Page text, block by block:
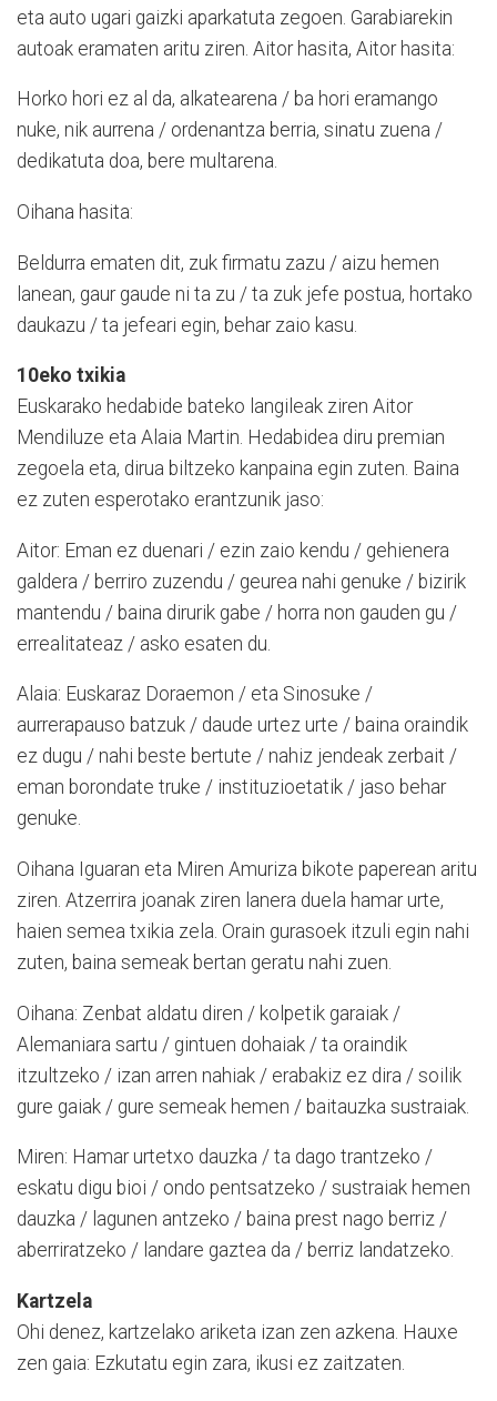
eta auto ugari gaizki aparkatuta zegoen. Garabiarekin
autoak eramaten aritu ziren. Aitor hasita, Aitor hasita:
Horko hori ez al da, alkatearena / ba hori eramango
nuke, nik aurrena / ordenantza berria, sinatu zuena /
dedikatuta doa, bere multarena.
Oihana hasita:
Beldurra ematen dit, zuk firmatu zazu / aizu hemen
lanean, gaur gaude ni ta zu / ta zuk jefe postua, hortako
daukazu / ta jefeari egin, behar zaio kasu.
10eko txikia
Euskarako hedabide bateko langileak ziren Aitor
Mendiluze eta Alaia Martin. Hedabidea diru premian
zegoela eta, dirua biltzeko kanpaina egin zuten. Baina
ez zuten esperotako erantzunik jaso:
Aitor: Eman ez duenari / ezin zaio kendu / gehienera
galdera / berriro zuzendu / geurea nahi genuke / bizirik
mantendu / baina dirurik gabe / horra non gauden gu /
errealitateaz / asko esaten du.
Alaia: Euskaraz Doraemon / eta Sinosuke /
aurrerapauso batzuk / daude urtez urte / baina oraindik
ez dugu / nahi beste bertute / nahiz jendeak zerbait /
eman borondate truke / instituzioetatik / jaso behar
genuke.
Oihana Iguaran eta Miren Amuriza bikote paperean aritu
ziren. Atzerrira joanak ziren lanera duela hamar urte,
haien semea txikia zela. Orain gurasoek itzuli egin nahi
zuten, baina semeak bertan geratu nahi zuen.
Oihana: Zenbat aldatu diren / kolpetik garaiak /
Alemaniara sartu / gintuen dohaiak / ta oraindik
itzultzeko / izan arren nahiak / erabakiz ez dira / soilik
gure gaiak / gure semeak hemen / baitauzka sustraiak.
Miren: Hamar urtetxo dauzka / ta dago trantzeko /
eskatu digu bioi / ondo pentsatzeko / sustraiak hemen
dauzka / lagunen antzeko / baina prest nago berriz /
aberriratzeko / landare gaztea da / berriz landatzeko.
Kartzela
Ohi denez, kartzelako ariketa izan zen azkena. Hauxe
zen gaia: Ezkutatu egin zara, ikusi ez zaitzaten.